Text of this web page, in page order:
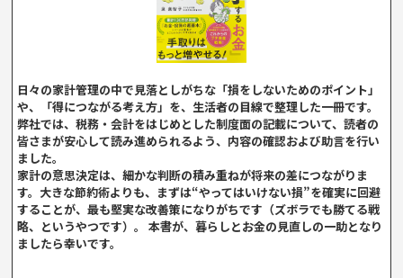
日々の家計管理の中で見落としがちな「損をしないためのポイント」
や、「得につながる考え方」を、生活者の目線で整理した一冊です。
弊社では、税務・会計をはじめとした制度面の記載について、読者の
皆さまが安心して読み進められるよう、内容の確認および助言を行い
ました。
家計の意思決定は、細かな判断の積み重ねが将来の差につながりま
す。大きな節約術よりも、まずは“やってはいけない損”を確実に回避
することが、最も堅実な改善策になりがちです（ズボラでも勝てる戦
略、というやつです）。 本書が、暮らしとお金の見直しの一助となり
ましたら幸いです。